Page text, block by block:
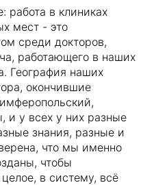
в клиниках
мест - это
среди докторов,
работающего в наших
География наших
окончившие
и у всех у них разные
знания, разные и
что мы именно
чтобы
в систему, всё